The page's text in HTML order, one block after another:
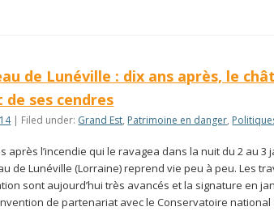
de Lunéville : dix ans après, le
de ses cendres
| Filed under: Grand Est, Patrimoine en danger,
après l’incendie qui le ravagea dans la nuit du 2 au 3
de Lunéville (Lorraine) reprend vie peu à peu. Les
sont aujourd’hui très avancés et la signature en
de partenariat avec le Conservatoire